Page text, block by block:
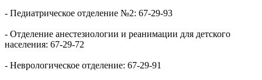
- Педиатрическое отделение №2: 67-29-93
- Отделение анестезиологии и реанимации для детского
населения: 67-29-72
- Неврологическое отделение: 67-29-91